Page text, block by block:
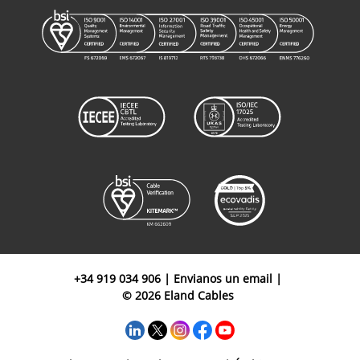
Cable de
tierra UX de
NEK606
ASHN035 1 35mm²
Cable de
tierra UX de
ASHN050 1
+34 919 034 906 | Envianos un email |
© 2026 Eland Cables